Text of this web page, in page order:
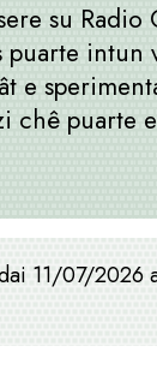
su Radio
puarte intun
e
chê puarte
11/07/2026